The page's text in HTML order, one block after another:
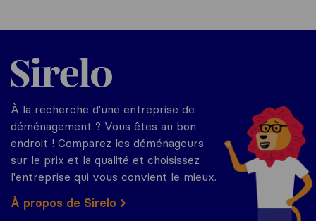
Sirelo.fr
À la recherche d'une entreprise de
déménagement ? Vous êtes au bon
endroit ! Comparez les déménageurs
sur le prix et la qualité et choisissez
l'entreprise qui vous convient le mieux.
À propos de Sirelo